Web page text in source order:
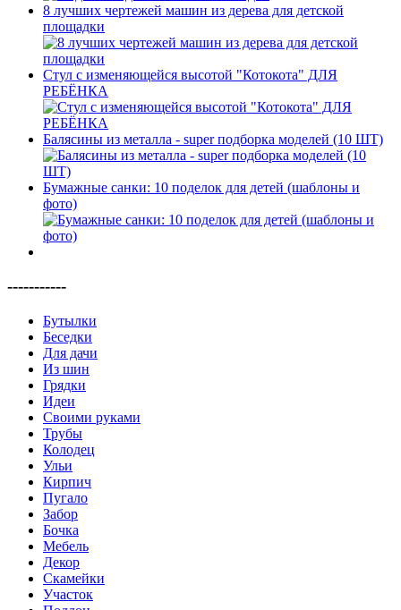
8 лучших чертежей машин из дерева для детской
площадки
Стул с изменяющейся высотой "Котокота" ДЛЯ
РЕБЁНКА
Балясины из металла - super подборка моделей (10 ШТ)
Бумажные санки: 10 поделок для детей (шаблоны и
фото)
-----------
Бутылки
Беседки
Для дачи
Из шин
Грядки
Идеи
Своими руками
Трубы
Колодец
Ульи
Кирпич
Пугало
Забор
Бочка
Мебель
Декор
Скамейки
Участок